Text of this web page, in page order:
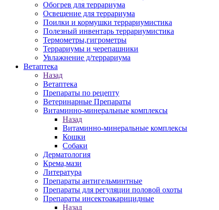
Обогрев для террариума
Освещение для террариума
Поилки и кормушки террариумистика
Полезный инвентарь террариумистика
Термометры,гигрометры
Террариумы и черепашники
Увлажнение д/террариума
Ветаптека
Назад
Ветаптека
Препараты по рецепту
Ветеринарные Препараты
Витаминно-минеральные комплексы
Назад
Витаминно-минеральные комплексы
Кошки
Собаки
Дерматология
Крема,мази
Литература
Препараты антигельминтные
Препараты для регуляции половой охоты
Препараты инсектоакарицидные
Назад